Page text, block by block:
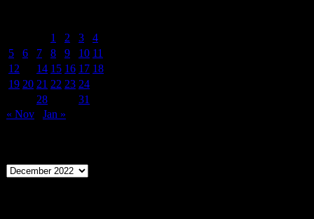
1
2 3
4
5
6 7 8 9 10 11
12
14 15 16 17 18
19 20 21 22 23 24
28
31
« Nov
Jan »
Archives